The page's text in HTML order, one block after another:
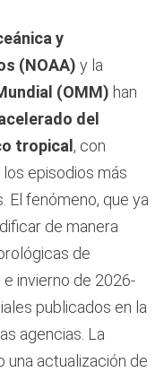
y
(NOAA) y la
(OMM) han
del
tropical , con
episodios más
El fenómeno, que ya
de manera
de
invierno de 2026-
publicados en la
agencias. La
una actualización de